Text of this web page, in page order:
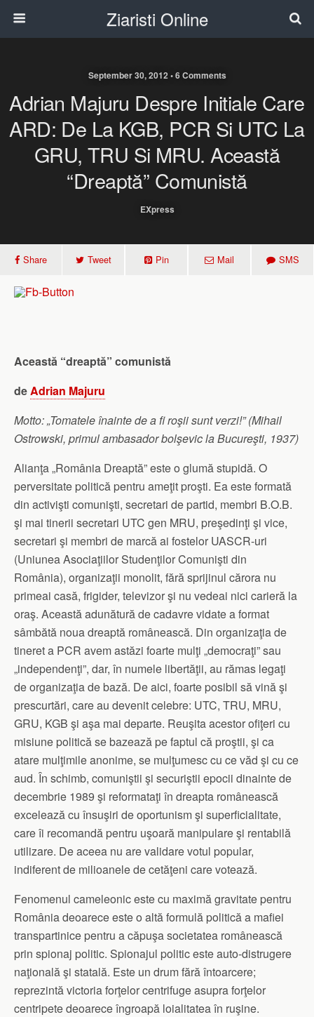
Ziaristi Online
September 30, 2012 • 6 Comments
Adrian Majuru Despre Initiale Care
ARD: De La KGB, PCR Si UTC La
GRU, TRU Si MRU. Această
“dreaptă” Comunistă
EXpress
Share Tweet Pin Mail SMS
Această “dreaptă” comunistă
deAdrian Majuru
Motto: „Tomatele înainte de a fi roşii sunt verzi!” (Mihail
Ostrowski, primul ambasador bolşevic la Bucureşti, 1937)
Alianţa „România Dreaptă” este o glumă stupidă. O
perversitate politică pentru ameţit proşti. Ea este formată
din activişti comunişti, secretari de partid, membri B.O.B.
şi mai tinerii secretari UTC gen MRU, preşedinţi şi vice,
secretari şi membri de marcă ai fostelor UASCR-uri
(Uniunea Asociaţiilor Studenţilor Comunişti din
România), organizaţii monolit, fără sprijinul cărora nu
primeai casă, frigider, televizor şi nu vedeai nici carieră la
oraş. Această adunătură de cadavre vidate a format
sâmbătă noua dreaptă românească. Din organizaţia de
tineret a PCR avem astăzi foarte mulţi „democraţi” sau
„independenţi”, dar, în numele libertăţii, au rămas legaţi
de organizaţia de bază. De aici, foarte posibil să vină şi
prescurtări, care au devenit celebre: UTC, TRU, MRU,
GRU, KGB şi aşa mai departe. Reuşita acestor ofiţeri cu
misiune politică se bazează pe faptul că proştii, şi ca
atare mulţimile anonime, se mulţumesc cu ce văd şi cu ce
aud. În schimb, comuniştii şi securiştii epocii dinainte de
decembrie 1989 şi reformataţi în dreapta românească
excelează cu însuşiri de oportunism şi superficialitate,
care îi recomandă pentru uşoară manipulare şi rentabilă
utilizare. De aceea nu are validare votul popular,
indiferent de milioanele de cetăţeni care votează.
Fenomenul cameleonic este cu maximă gravitate pentru
România deoarece este o altă formulă politică a mafiei
transpartinice pentru a căpuşa societatea românească
prin spionaj politic. Spionajul politic este auto-distrugere
naţională şi statală. Este un drum fără întoarcere;
reprezintă victoria forţelor centrifuge asupra forţelor
centripete deoarece îngroapă loialitatea în ruşine.